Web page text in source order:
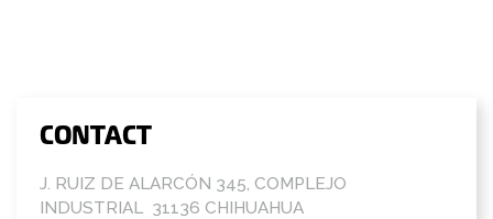
CONTACT
J. RUIZ DE ALARCÓN 345, COMPLEJO
INDUSTRIAL 31136 CHIHUAHUA